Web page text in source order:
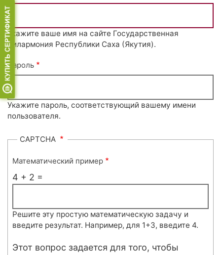
Укажите ваше имя на сайте Государственная
филармония Республики Саха (Якутия).
Пароль
Укажите пароль, соответствующий вашему имени
пользователя.
CAPTCHA
Математический пример
4 + 2 =
Решите эту простую математическую задачу и
введите результат. Например, для 1+3, введите 4.
Этот вопрос задается для того, чтобы